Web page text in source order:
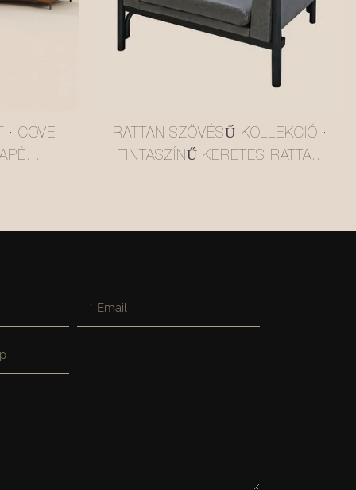
· COVE
RATTAN SZÖVÉSŰ KOLLEKCIÓ ·
TINTASZÍNŰ KERETES RATTAN
Email